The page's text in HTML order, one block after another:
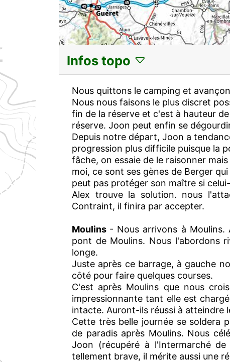
Infos topo
Nous quittons le camping et
Nous nous faisons le plus discret
fin de la réserve et c'est à hauteur
réserve. Joon peut enfin se
Depuis notre départ, Joon a
progression plus difficile puisque la
fâche, on essaie de le raisonner
moi, ce sont ses gènes de Berger
peut pas protéger son maître si
Alex trouve la solution. nous
Contraint, il finira par accepter.
Moulins - Nous arrivons à Moulins.
pont de Moulins. Nous l'abordons
longe.
Juste après ce barrage, à gauche
côté pour faire quelques courses.
C'est après Moulins que nous
impressionnante tant elle est
intacte. Auront-ils réussi à atteindre
Cette très belle journée se soldera
de paradis après Moulins. Nous
Joon (récupéré à l'Intermarché
tellement brave, il mérite aussi une